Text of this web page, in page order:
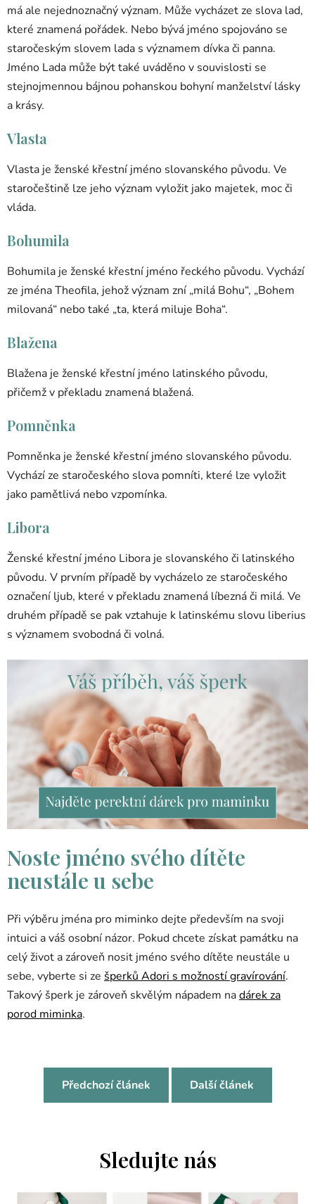
má ale nejednoznačný význam. Může vycházet ze slova lad,
které znamená pořádek. Nebo bývá jméno spojováno se
staročeským slovem lada s významem dívka či panna.
Jméno Lada může být také uváděno v souvislosti se
stejnojmennou bájnou pohanskou bohyní manželství lásky
a krásy.
Vlasta
Vlasta je ženské křestní jméno slovanského původu. Ve
staročeštině lze jeho význam vyložit jako majetek, moc či
vláda.
Bohumila
Bohumila je ženské křestní jméno řeckého původu. Vychází
ze jména Theofila, jehož význam zní „milá Bohu“, „Bohem
milovaná“ nebo také „ta, která miluje Boha“.
Blažena
Blažena je ženské křestní jméno latinského původu,
přičemž v překladu znamená blažená.
Pomněnka
Pomněnka je ženské křestní jméno slovanského původu.
Vychází ze staročeského slova pomníti, které lze vyložit
jako pamětlivá nebo vzpomínka.
Libora
Ženské křestní jméno Libora je slovanského či latinského
původu. V prvním případě by vycházelo ze staročeského
označení ljub, které v překladu znamená líbezná či milá. Ve
druhém případě se pak vztahuje k latinskému slovu liberius
s významem svobodná či volná.
Noste jméno svého dítěte
neustále u sebe
Při výběru jména pro miminko dejte především na svoji
intuici a váš osobní názor. Pokud chcete získat památku na
celý život a zároveň nosit jméno svého dítěte neustále u
sebe, vyberte si ze šperků Adori s možností gravírování.
Takový šperk je zároveň skvělým nápadem nadárek za
porod miminka.
Předchozí článek Další článek
Sledujte nás